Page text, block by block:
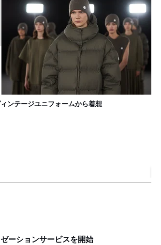
ンテージユニフォームから着想
ーションサービスを開始